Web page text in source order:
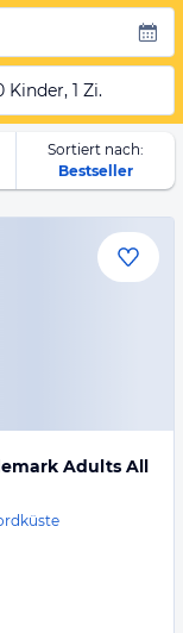
Kinder, 1 Zi.
Sortiert nach:
Bestseller
Adults All